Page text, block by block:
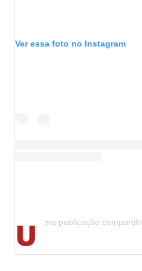
Ver essa foto no Instagram
U ma publicação compartilhada por